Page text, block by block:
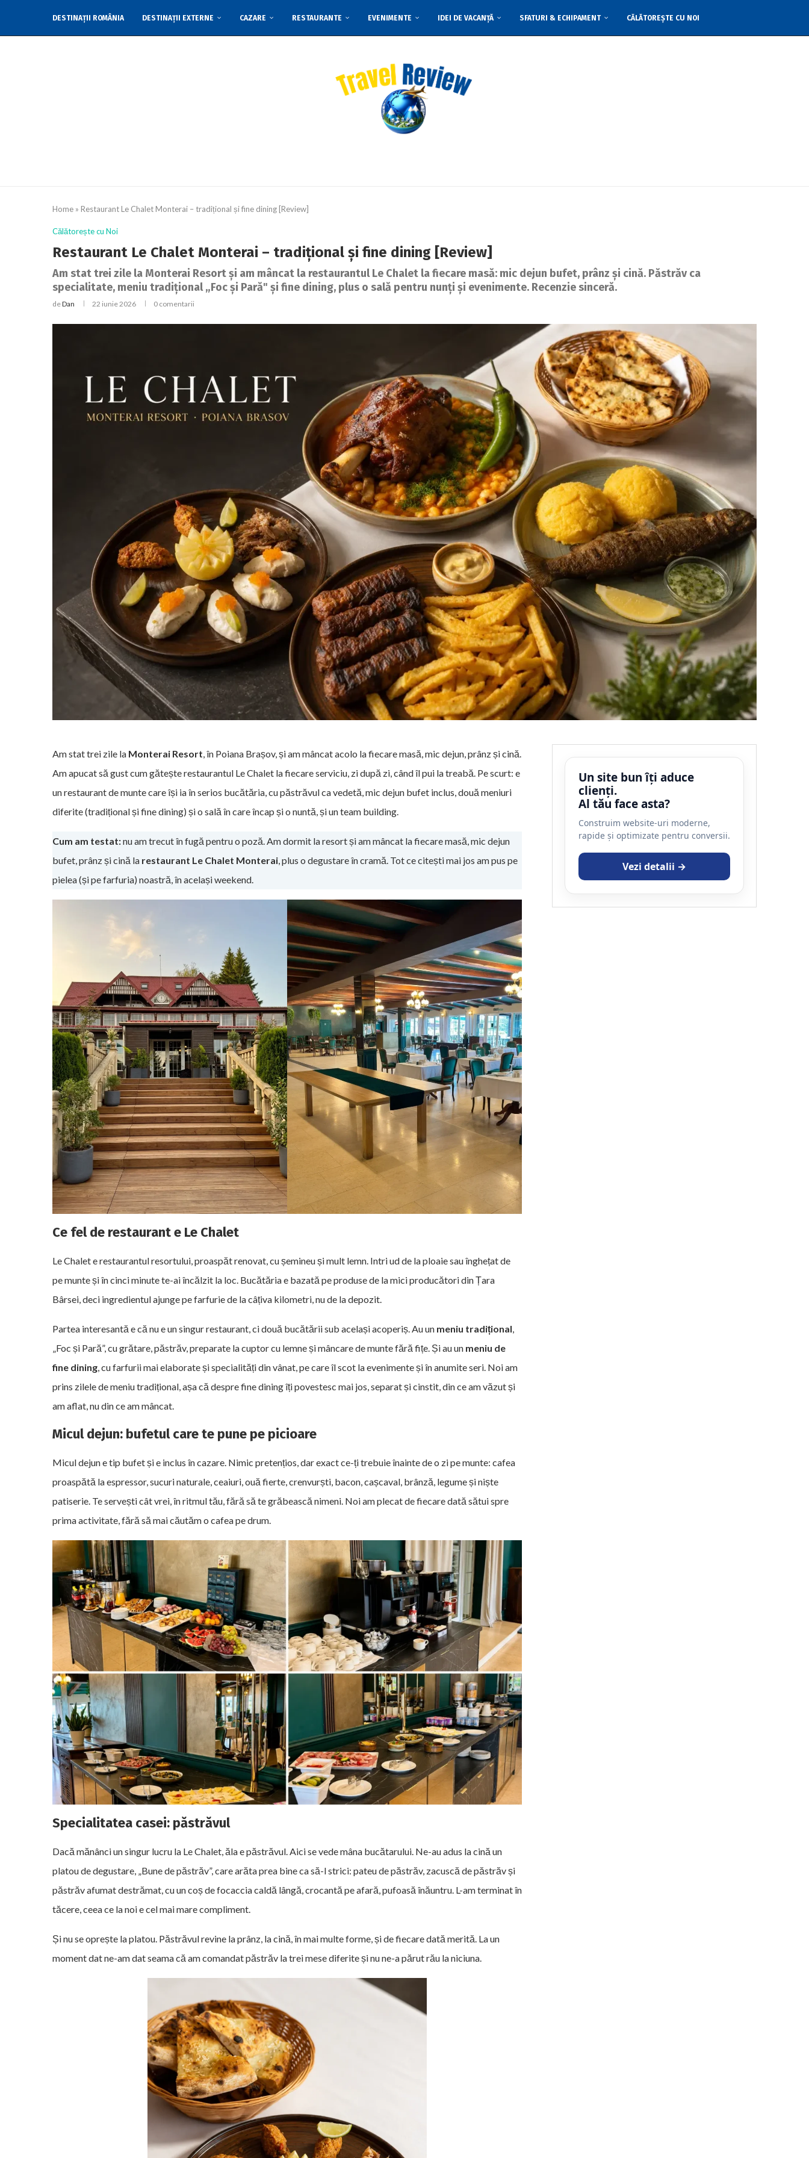
DESTINAȚII ROMÂNIA DESTINAȚII EXTERNE CAZARE RESTAURANTE EVENIMENTE IDEI DE VACANȚĂ SFATURI & ECHIPAMENT CĂLĂTOREȘTE CU NOI
Home » Restaurant Le Chalet Monterai – tradițional și fine dining [Review]
Călătorește cu Noi
Restaurant Le Chalet Monterai – tradițional și fine dining [Review]
Am stat trei zile la Monterai Resort și am mâncat la restaurantul Le Chalet la fiecare masă: mic dejun bufet, prânz și cină. Păstrăv ca
specialitate, meniu tradițional „Foc și Pară" și fine dining, plus o sală pentru nunți și evenimente. Recenzie sinceră.
deDan 22 iunie 2026 0 comentarii
Am stat trei zile la Monterai Resort, în Poiana Brașov, și am mâncat acolo la fiecare masă, mic dejun, prânz și cină.
Am apucat să gust cum gătește restaurantul Le Chalet la fiecare serviciu, zi după zi, când îl pui la treabă. Pe scurt: e
un restaurant de munte care își ia în serios bucătăria, cu păstrăvul ca vedetă, mic dejun bufet inclus, două meniuri
diferite (tradițional și fine dining) și o sală în care încap și o nuntă, și un team building.
Cum am testat:nu am trecut în fugă pentru o poză. Am dormit la resort și am mâncat la fiecare masă, mic dejun
bufet, prânz și cină la restaurant Le Chalet Monterai, plus o degustare în cramă. Tot ce citești mai jos am pus pe
pielea (și pe farfuria) noastră, în același weekend.
Ce fel de restaurant e Le Chalet
Le Chalet e restaurantul resortului, proaspăt renovat, cu șemineu și mult lemn. Intri ud de la ploaie sau înghețat de
pe munte și în cinci minute te-ai încălzit la loc. Bucătăria e bazată pe produse de la mici producători din Țara
Bârsei, deci ingredientul ajunge pe farfurie de la câțiva kilometri, nu de la depozit.
Partea interesantă e că nu e un singur restaurant, ci două bucătării sub același acoperiș. Au un meniu tradițional,
„Foc și Pară”, cu grătare, păstrăv, preparate la cuptor cu lemne și mâncare de munte fără fițe. Și au un meniu de
fine dining, cu farfurii mai elaborate și specialități din vânat, pe care îl scot la evenimente și în anumite seri. Noi am
prins zilele de meniu tradițional, așa că despre fine dining îți povestesc mai jos, separat și cinstit, din ce am văzut și
am aflat, nu din ce am mâncat.
Micul dejun: bufetul care te pune pe picioare
Micul dejun e tip bufet și e inclus în cazare. Nimic pretențios, dar exact ce-ți trebuie înainte de o zi pe munte: cafea
proaspătă la espressor, sucuri naturale, ceaiuri, ouă fierte, crenvurști, bacon, cașcaval, brânză, legume și niște
patiserie. Te servești cât vrei, în ritmul tău, fără să te grăbească nimeni. Noi am plecat de fiecare dată sătui spre
prima activitate, fără să mai căutăm o cafea pe drum.
Specialitatea casei: păstrăvul
Dacă mănânci un singur lucru la Le Chalet, ăla e păstrăvul. Aici se vede mâna bucătarului. Ne-au adus la cină un
platou de degustare, „Bune de păstrăv”, care arăta prea bine ca să-l strici: pateu de păstrăv, zacuscă de păstrăv și
păstrăv afumat destrămat, cu un coș de focaccia caldă lângă, crocantă pe afară, pufoasă înăuntru. L-am terminat în
tăcere, ceea ce la noi e cel mai mare compliment.
Și nu se oprește la platou. Păstrăvul revine la prânz, la cină, în mai multe forme, și de fiecare dată merită. La un
moment dat ne-am dat seama că am comandat păstrăv la trei mese diferite și nu ne-a părut rău la niciuna.
Un site bun îți aduce
clienți.
Al tău face asta?
Construim website-uri moderne,
rapide și optimizate pentru conversii.
Vezi detalii →